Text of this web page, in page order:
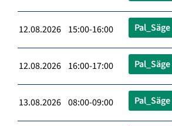
12.08.2026 15:00-16:00 Pal_Säge
12.08.2026 16:00-17:00 Pal_Säge
13.08.2026 08:00-09:00 Pal_Säge